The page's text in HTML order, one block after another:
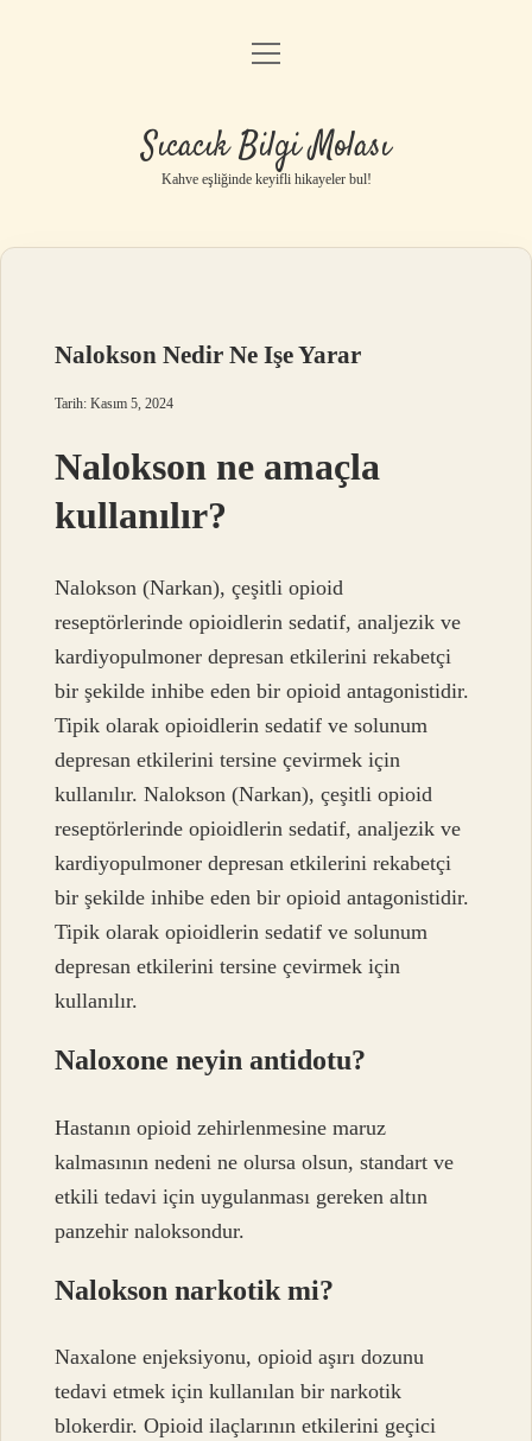
Anasayfa
Yasal Uyarı
menüyü
Sıcacık Bilgi Molası
Kahve eşliğinde keyifli hikayeler bul!
Nalokson Nedir Ne Işe Yarar
Tarih: Kasım 5, 2024
Nalokson ne amaçla
kullanılır?
Nalokson (Narkan), çeşitli opioid
reseptörlerinde opioidlerin sedatif, analjezik ve
kardiyopulmoner depresan etkilerini rekabetçi
bir şekilde inhibe eden bir opioid antagonistidir.
Tipik olarak opioidlerin sedatif ve solunum
depresan etkilerini tersine çevirmek için
kullanılır. Nalokson (Narkan), çeşitli opioid
reseptörlerinde opioidlerin sedatif, analjezik ve
kardiyopulmoner depresan etkilerini rekabetçi
bir şekilde inhibe eden bir opioid antagonistidir.
Tipik olarak opioidlerin sedatif ve solunum
depresan etkilerini tersine çevirmek için
kullanılır.
Naloxone neyin antidotu?
Hastanın opioid zehirlenmesine maruz
kalmasının nedeni ne olursa olsun, standart ve
etkili tedavi için uygulanması gereken altın
panzehir naloksondur.
Nalokson narkotik mi?
Naxalone enjeksiyonu, opioid aşırı dozunu
tedavi etmek için kullanılan bir narkotik
blokerdir. Opioid ilaçlarının etkilerini geçici